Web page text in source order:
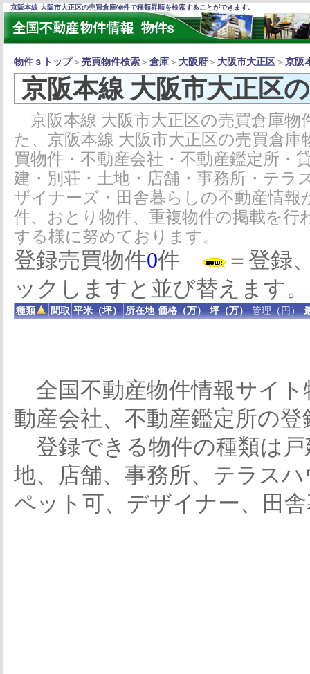
京阪本線 大阪市大正区の売買倉庫物件で種類昇順を検索することができます。
物件ｓトップ＞ 売買物件検索 ＞ 倉庫 ＞ 大阪府 ＞ 大阪市大正区 ＞ 京阪
京阪本線 大阪市大正区
京阪本線 大阪市大正区の売買倉庫
た、京阪本線 大阪市大正区の売買倉
買物件・不動産会社・不動産鑑定所・
建・別荘・土地・店舗・事務所・テラ
ザイナーズ・田舎暮らしの不動産情
件、おとり物件、重複物件の掲載を
する様に努めております。
登録売買物件0件
＝登録
ックしますと並び替えます。
種類 間取 平米（坪） 所在地 価格（万） 坪（万） 管理（円）
全国不動産物件情報サイト
動産会社、不動産鑑定所の
登録できる物件の種類は
地、店舗、事務所、テラス
ペット可、デザイナー、田